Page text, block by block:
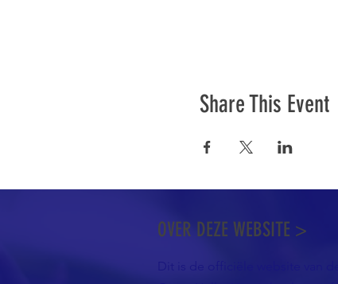
Share This Event
OVER DEZE WEBSITE >